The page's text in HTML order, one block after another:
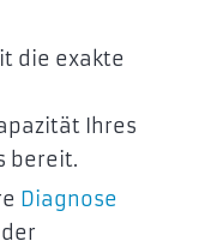
die exakte
Ihres
bereit.
Diagnose